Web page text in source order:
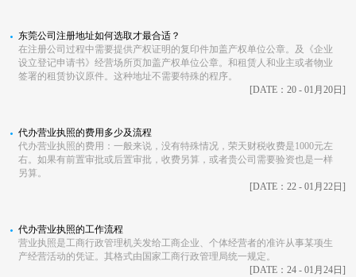
东莞公司注册地址如何选取才最合适？
在注册公司过程中需要提供产权证明的复印件加盖产权单位公章。及《企业
设立登记申请书》经营场所页加盖产权单位公章。和租赁人和业主或者物业
签署的租赁协议原件。这种地址不需要特殊的程序。
[DATE：20 - 01月20日]
代办营业执照的费用多少及流程
代办营业执照的费用：一般来说，没有特殊情况，荣天财税收费是1000元左
右。如果有前置审批或后置审批，收费另算，或者贵公司需要验资也是一样
另算。
[DATE：22 - 01月22日]
代办营业执照的工作流程
营业执照是工商行政管理机关发给工商企业、个体经营者的准许从事某项生
产经营活动的凭证。其格式由国家工商行政管理局统一规定。
[DATE：24 - 01月24日]